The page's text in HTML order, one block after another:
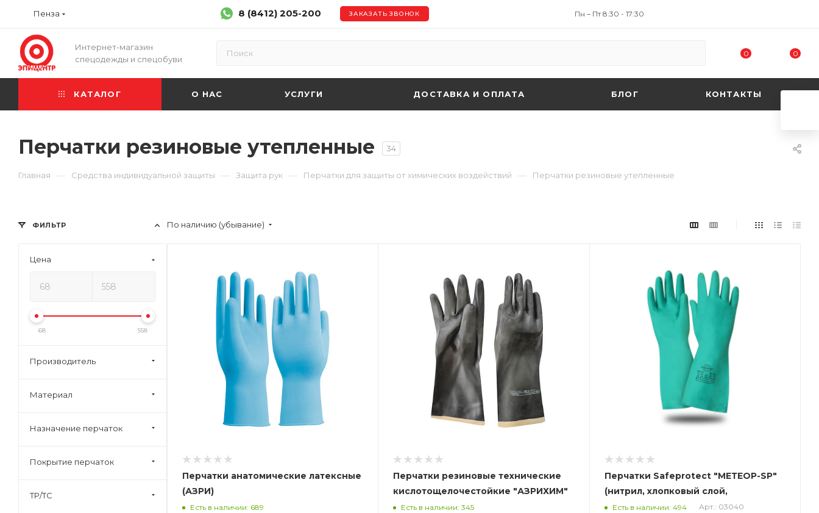
Пенза 8 (8412) 205-200 ЗАКАЗАТЬ ЗВОНОК Пн – Пт 8:30 - 17:30
Интернет-магазин
спецодежды и спецобуви
0 0
КАТАЛОГ О НАС УСЛУГИ ДОСТАВКА И ОПЛАТА БЛОГ КОНТАКТЫ
Перчатки резиновые утепленные 34
Главная — Средства индивидуальной защиты — Защита рук — Перчатки для защиты от химических воздействий — Перчатки резиновые утепленные
По наличию (убывание)
Перчатки анатомические латексные
(АЗРИ)
Есть в наличии: 689
Перчатки резиновые технические
кислотощелочестойкие "АЗРИХИМ"
К20Щ20 тип 2 (КЩСТ-2 (АЗРИ)
Есть в наличии: 345
Перчатки Safeprotect "МЕТЕОР-SP"
(нитрил, хлопковый слой,
толщ.0,38мм, дл.330мм.)
Есть в наличии: 494 Арт.: 03040
ФИЛЬТР
Цена
68 558
Производитель
Материал
Назначение перчаток
Покрытие перчаток
ТР/ТС